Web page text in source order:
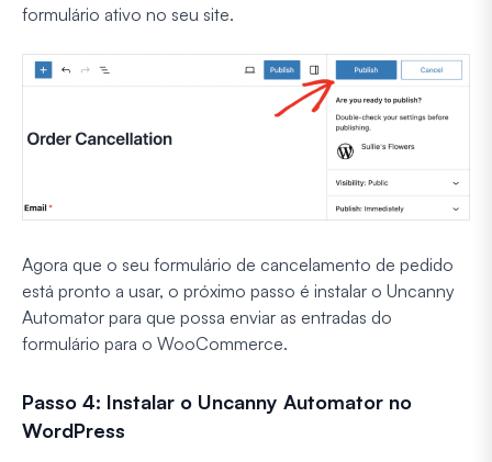
formulário ativo no seu site.
Agora que o seu formulário de cancelamento de pedido
está pronto a usar, o próximo passo é instalar o Uncanny
Automator para que possa enviar as entradas do
formulário para o WooCommerce.
Passo 4: Instalar o Uncanny Automator no
WordPress